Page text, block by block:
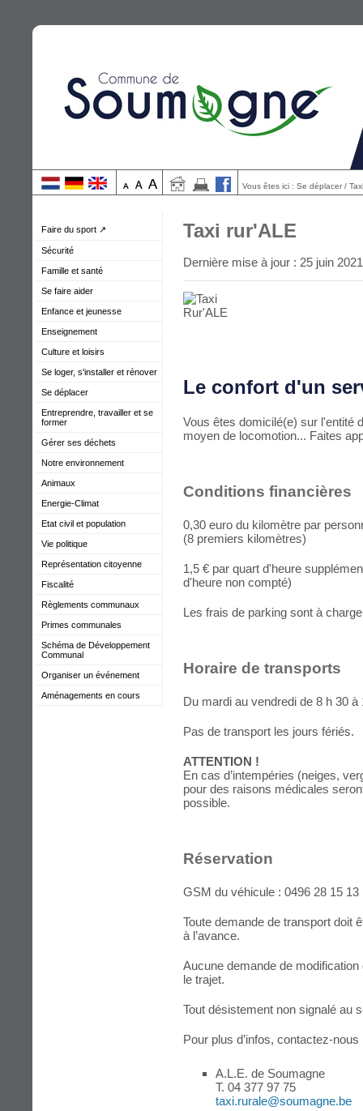
Vous êtes ici : Se déplacer /
Faire du sport ↗
Sécurité
Famille et santé
Se faire aider
Enfance et jeunesse
Enseignement
Culture et loisirs
Se loger, s'installer et rénover
Se déplacer
Entreprendre, travailler et se
former
Gérer ses déchets
Notre environnement
Animaux
Energie-Climat
Etat civil et population
Vie politique
Représentation citoyenne
Fiscalité
Règlements communaux
Primes communales
Schéma de Développement
Communal
Organiser un événement
Aménagements en cours
Taxi rur'ALE
Dernière mise à jour : 25 juin 2021
Le confort d'un
Vous êtes domicilé(e) sur l'entité
moyen de locomotion... Faites
Conditions financières
0,30 euro du kilomètre par
(8 premiers kilomètres)
1,5 € par quart d'heure
d'heure non compté)
Les frais de parking sont à charge
Horaire de transports
Du mardi au vendredi de 8 h 30 à
Pas de transport les jours fériés.
ATTENTION !
En cas d’intempéries (neiges,
pour des raisons médicales
possible.
Réservation
GSM du véhicule : 0496 28 15 13
Toute demande de transport doit
à l’avance.
Aucune demande de
le trajet.
Tout désistement non signalé au
Pour plus d’infos, contactez-nous
A.L.E. de Soumagne
T. 04 377 97 75
taxi.rurale@soumagne.be